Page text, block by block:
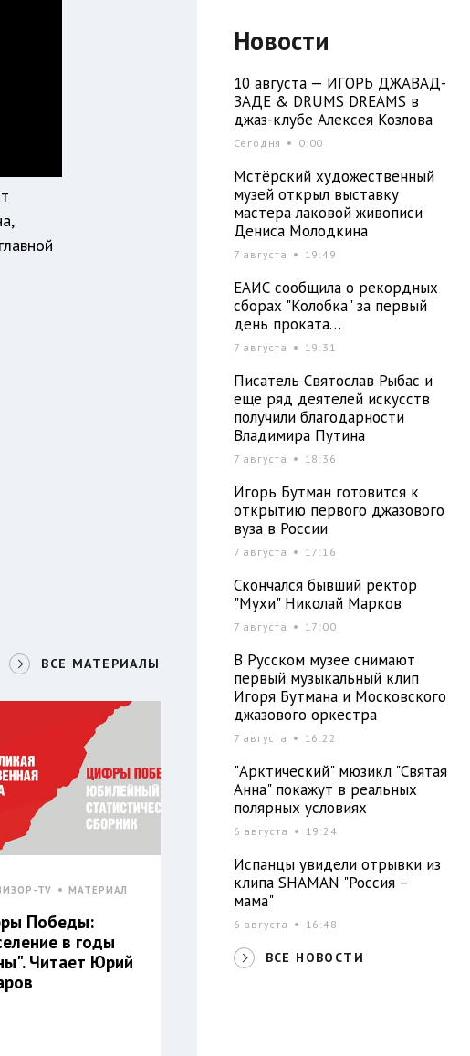
ВСЕ МАТЕРИАЛЫ
TV МАТЕРИАЛ
Победы:
в годы
Читает Юрий
Новости
10 августа — ИГОРЬ ДЖАВАД-
ЗАДЕ & DRUMS DREAMS в
джаз-клубе Алексея Козлова
Сегодня 0:00
Мстёрский художественный
музей открыл выставку
мастера лаковой живописи
Дениса Молодкина
7 августа 19:49
ЕАИС сообщила о рекордных
сборах "Колобка" за первый
день проката…
7 августа 19:31
Писатель Святослав Рыбас и
еще ряд деятелей искусств
получили благодарности
Владимира Путина
7 августа 18:36
Игорь Бутман готовится к
открытию первого джазового
вуза в России
7 августа 17:16
Скончался бывший ректор
"Мухи" Николай Марков
7 августа 17:00
В Русском музее снимают
первый музыкальный клип
Игоря Бутмана и Московского
джазового оркестра
7 августа 16:22
"Арктический" мюзикл "Святая
Анна" покажут в реальных
полярных условиях
6 августа 19:24
Испанцы увидели отрывки из
клипа SHAMAN "Россия –
мама"
6 августа 16:48
ВСЕ НОВОСТИ